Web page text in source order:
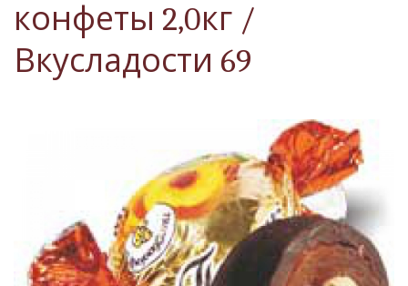
конфеты 2,0кг /
Вкусладости 69